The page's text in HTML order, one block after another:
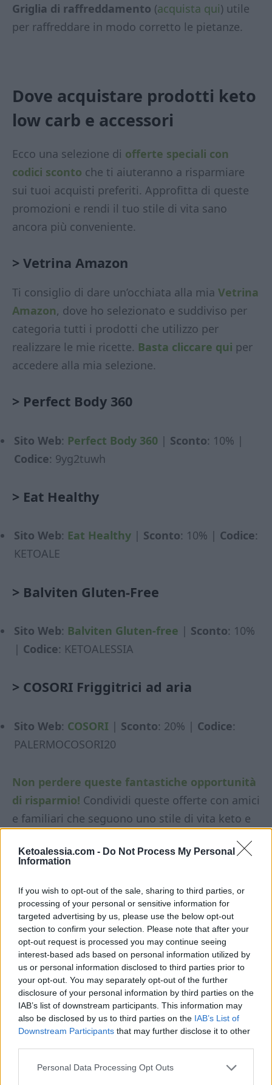
Ketoalessia.com - Do Not Process My Personal
Information
If you wish to opt-out of the sale, sharing to third parties, or
processing of your personal or sensitive information for
targeted advertising by us, please use the below opt-out
section to confirm your selection. Please note that after your
opt-out request is processed you may continue seeing
interest-based ads based on personal information utilized by
us or personal information disclosed to third parties prior to
your opt-out. You may separately opt-out of the further
disclosure of your personal information by third parties on the
IAB’s list of downstream participants. This information may
also be disclosed by us to third parties on the IAB’s List of
Downstream Participants that may further disclose it to other
Personal Data Processing Opt Outs
Griglia di raffreddamento (acquista qui) utile
per raffreddare in modo corretto le pietanze.
Dove acquistare prodotti keto
low carb e accessori
Ecco una selezione di offerte speciali con
codici sconto che ti aiuteranno a risparmiare
sui tuoi acquisti preferiti. Approfitta di queste
promozioni e rendi il tuo stile di vita sano
ancora più conveniente.
> Vetrina Amazon
Ti consiglio di dare un’occhiata alla mia Vetrina
Amazon, dove ho selezionato e suddiviso per
categoria tutti i prodotti che utilizzo per
realizzare le mie ricette. Basta cliccare qui per
accedere alla mia selezione.
> Perfect Body 360
Sito Web: Perfect Body 360 | Sconto: 10% |
Codice: 9yg2tuwh
> Eat Healthy
Sito Web: Eat Healthy | Sconto: 10% | Codice:
KETOALE
> Balviten Gluten-Free
Sito Web: Balviten Gluten-free | Sconto: 10%
| Codice: KETOALESSIA
> COSORI Friggitrici ad aria
Sito Web: COSORI | Sconto: 20% | Codice:
PALERMOCOSORI20
Non perdere queste fantastiche opportunità
di risparmio! Condividi queste offerte con amici
e familiari che seguono uno stile di vita keto e
Questo articolocontiene link di
affiliazione.In qualità di Associate
Amazon, guadagno una piccola
commissione dagli acquisti idonei.
L’affiliazione mi aiuta a coprire le spese
associate alla gestione di questo sito. Per
te non ci sono costi aggiuntivi.